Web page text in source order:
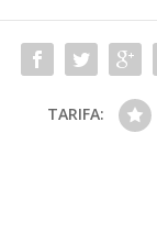
TARIFA: